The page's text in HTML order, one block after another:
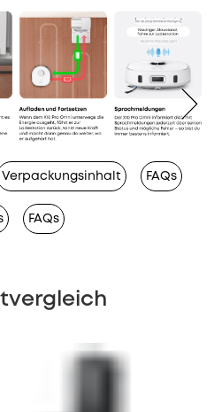
Verpackungsinhalt FAQs
FAQs